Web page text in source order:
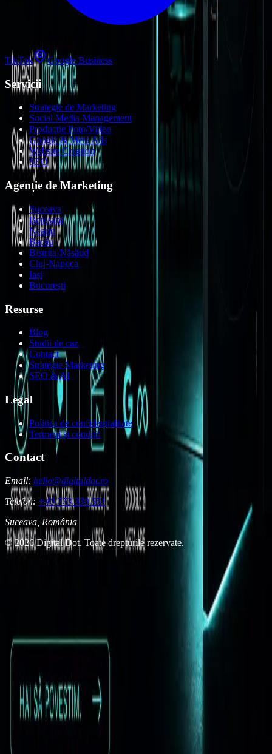
TikTok Google Business
Servicii
Strategie de Marketing
Social Media Management
Producție Foto/Video
Google & Meta Ads
Website Creation
SEO
Agenție de Marketing
Suceava
Botoșani
Neamț
Bacău
Bistrița-Năsăud
Cluj-Napoca
Iași
București
Resurse
Blog
Studii de caz
Contact
Strategie Marketing
SEO & AI
Legal
Politica de confidențialitate
Termeni și condiții
Contact
Email: hello@digitaldot.ro
Telefon: +40 773 330 551
Suceava, România
© 2026 Digital Dot. Toate drepturile rezervate.